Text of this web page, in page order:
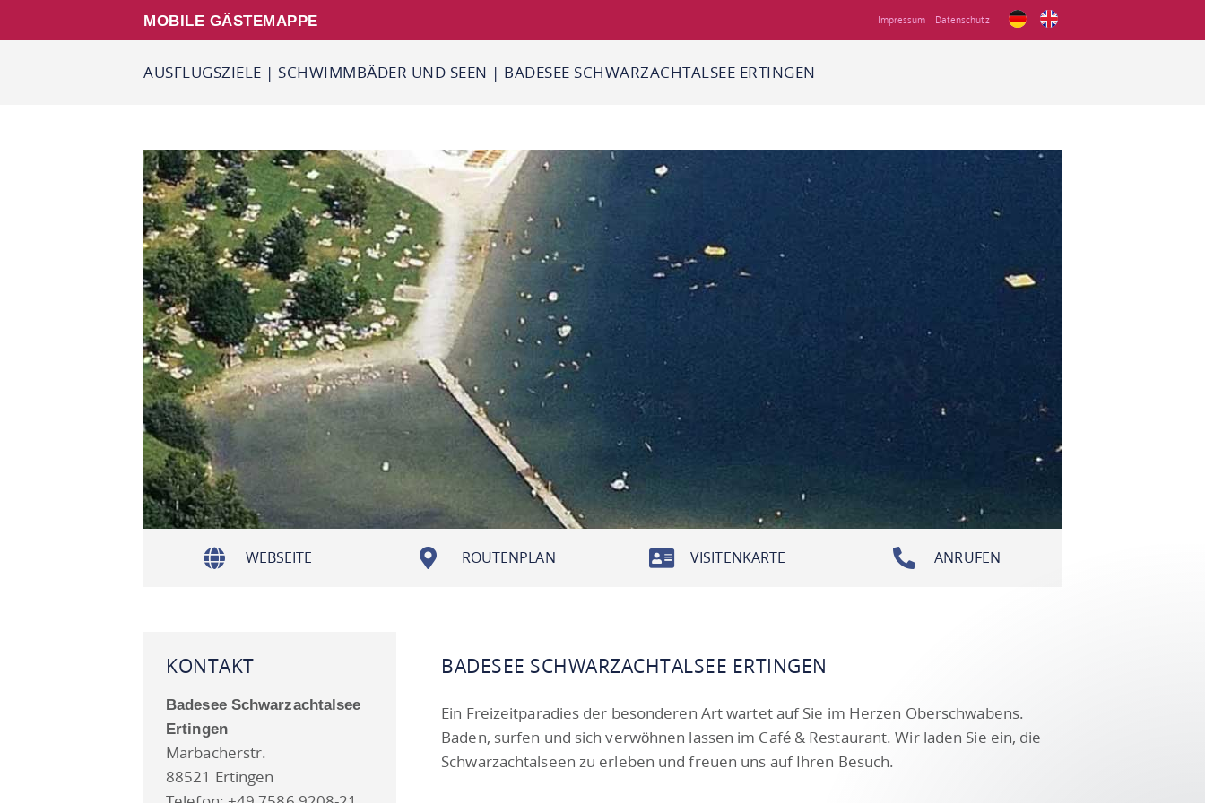
MOBILE GÄSTEMAPPE Impressum Datenschutz
AUSFLUGSZIELE | SCHWIMMBÄDER UND SEEN | BADESEE SCHWARZACHTALSEE ERTINGEN
WEBSEITE ROUTENPLAN VISITENKARTE ANRUFEN
KONTAKT
Badesee Schwarzachtalsee
Ertingen
Marbacherstr.
88521 Ertingen
BADESEE SCHWARZACHTALSEE ERTINGEN
Ein Freizeitparadies der besonderen Art wartet auf Sie im Herzen Oberschwabens.
Baden, surfen und sich verwöhnen lassen im Café & Restaurant. Wir laden Sie ein, die
Schwarzachtalseen zu erleben und freuen uns auf Ihren Besuch.